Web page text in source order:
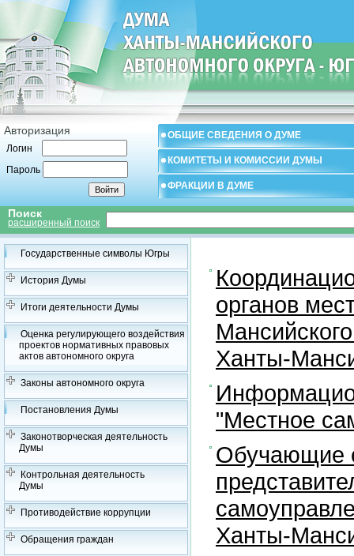
Авторизация
Логин
Пароль
ОБЩИЕ СВЕДЕНИЯ О ДУМЕ
КОМИТЕТЫ И КОМИССИИ ДУМЫ
ФРАКЦИИ В ДУМЕ
Поиск
расширенный поиск
Государственные символы Югры
История Думы
Итоги деятельности Думы
Оценка регулирующего воздействия
проектов нормативных правовых
актов автономного округа
Законы автономного округа
Постановления Думы
Законотворческая деятельность
Думы
Контрольная деятельность
Думы
Противодействие коррупции
Обращения граждан
органов
Ханты-
"Местное
Обучающие
Ханты-